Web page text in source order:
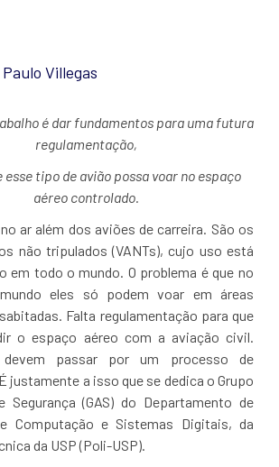
Paulo Villegas
é dar fundamentos para uma futura
regulamentação,
esse tipo de avião possa voar no espaço
aéreo controlado.
ar além dos aviões de carreira. São os
não tripulados (VANTs), cujo uso está
em todo o mundo. O problema é que no
eles só podem voar em áreas
Falta regulamentação para que
o espaço aéreo com a aviação civil.
passar por um processo de
justamente a isso que se dedica o Grupo
Segurança (GAS) do Departamento de
Computação e Sistemas Digitais, da
da USP (Poli-USP).